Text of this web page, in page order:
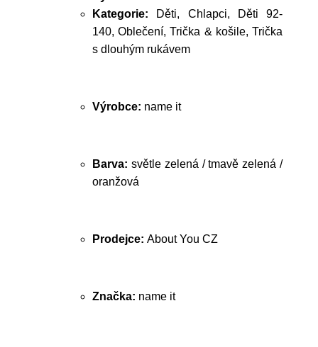
Kategorie: Děti, Chlapci, Děti 92-
140, Oblečení, Trička & košile, Trička
s dlouhým rukávem
Výrobce: name it
Barva: světle zelená / tmavě zelená /
oranžová
Prodejce: About You CZ
Značka: name it